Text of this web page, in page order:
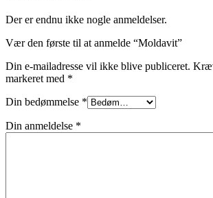
Der er endnu ikke nogle anmeldelser.
Vær den første til at anmelde “Moldavit”
Din e-mailadresse vil ikke blive publiceret.
markeret med *
Din bedømmelse *
Din anmeldelse *